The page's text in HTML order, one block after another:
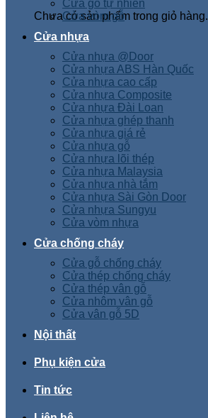
Chưa có sản phẩm trong giỏ hàng.
Cửa gỗ tự nhiên
Cửa vòm gỗ
Cửa nhựa
Cửa nhựa @Door
Cửa nhựa ABS Hàn Quốc
Cửa nhựa cao cấp
Cửa nhựa Composite
Cửa nhựa Đài Loan
Cửa nhựa ghép thanh
Cửa nhựa giá rẻ
Cửa nhựa gỗ
Cửa nhựa lõi thép
Cửa nhựa Malaysia
Cửa nhựa nhà tắm
Cửa nhựa Sài Gòn Door
Cửa nhựa Sungyu
Cửa vòm nhựa
Cửa chống cháy
Cửa gỗ chống cháy
Cửa thép chống cháy
Cửa thép vân gỗ
Cửa nhôm vân gỗ
Cửa vân gỗ 5D
Nội thất
Phụ kiện cửa
Tin tức